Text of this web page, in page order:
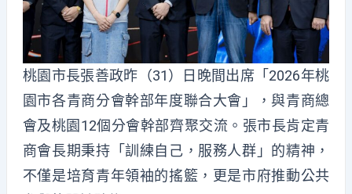
桃園市長張善政昨（31）日晚間出席「2026年桃
園市各青商分會幹部年度聯合大會」，與青商總
會及桃園12個分會幹部齊聚交流。張市長肯定青
商會長期秉持「訓練自己，服務人群」的精神，
不僅是培育青年領袖的搖籃，更是市府推動公共